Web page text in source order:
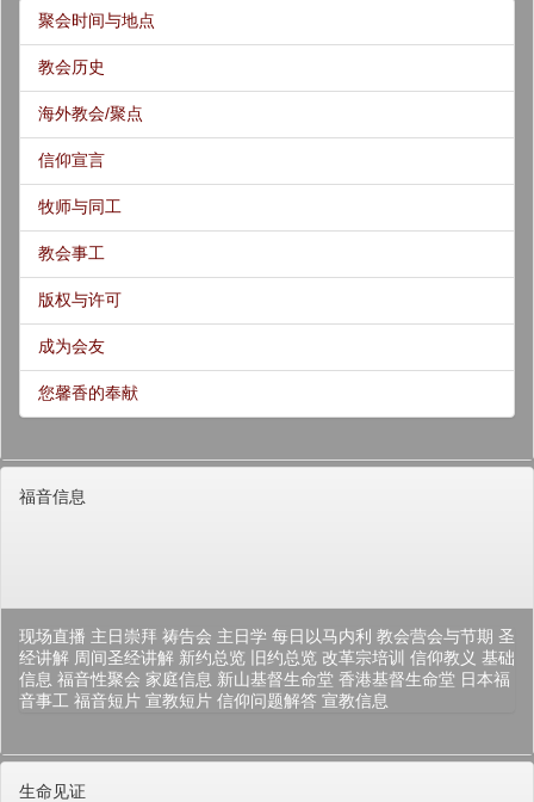
聚会时间与地点
教会历史
海外教会/聚点
信仰宣言
牧师与同工
教会事工
版权与许可
成为会友
您馨香的奉献
福音信息
现场直播 主日崇拜 祷告会 主日学 每日以马内利 教会营会与节期 圣
经讲解 周间圣经讲解 新约总览 旧约总览 改革宗培训 信仰教义 基础
信息 福音性聚会 家庭信息 新山基督生命堂 香港基督生命堂 日本福
音事工 福音短片 宣教短片 信仰问题解答 宣教信息
生命见证